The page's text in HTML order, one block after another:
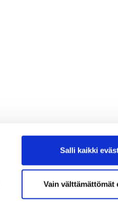
Salli kaikki
Vain välttämättömät